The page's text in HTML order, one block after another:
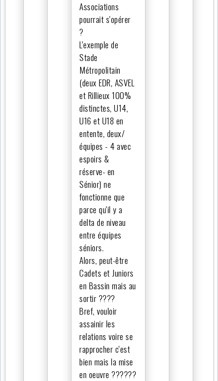
Associations
pourrait s'opérer
?
L'exemple de
Stade
Métropolitain
(deux EDR, ASVEL
et Rillieux 100%
distinctes, U14,
U16 et U18 en
entente, deux/
équipes - 4 avec
espoirs &
réserve- en
Sénior) ne
fonctionne que
parce qu'il y a
delta de niveau
entre équipes
séniors.
Alors, peut-être
Cadets et Juniors
en Bassin mais au
sortir ????
Bref, vouloir
assainir les
relations voire se
rapprocher c'est
bien mais la mise
en oeuvre ??????